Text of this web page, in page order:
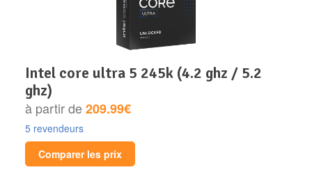
intel core ultra 5 245k (4.2 ghz / 5.2
ghz)
à partir de209.99€
5 revendeurs
Comparer les prix